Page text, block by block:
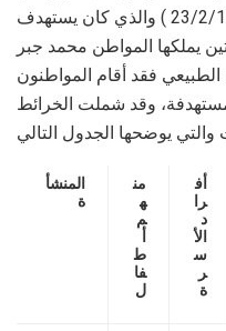
رقم ( 4573 ) والصادر بتاريخ ( 23/2/1995 ) والذي كان يستهدف
يملكها المواطن محمد جبر
الطبيعي فقد أقام المواطنون
وقد شملت الخرائط
أف
را
د
الأ
س
ر
ة
من
ه
م
أ
ط
فا
ل
المنشأ
ة